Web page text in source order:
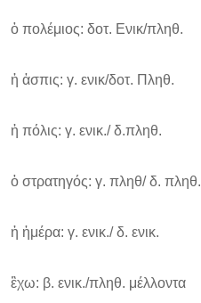
ὁ πολέμιος: δοτ. Ενικ/πληθ.
ἡ ἀσπις: γ. ενικ/δοτ. Πληθ.
ἡ πόλις: γ. ενικ./ δ.πληθ.
ὁ στρατηγός: γ. πληθ/ δ. πληθ.
ἡ ἠμέρα: γ. ενικ./ δ. ενικ.
ἒχω: β. ενικ./πληθ. μέλλοντα